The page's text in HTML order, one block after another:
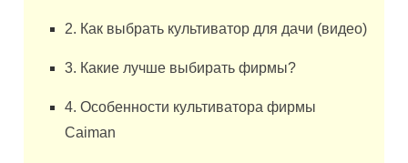
2. Как выбрать культиватор для дачи (видео)
3. Какие лучше выбирать фирмы?
4. Особенности культиватора фирмы
Caiman